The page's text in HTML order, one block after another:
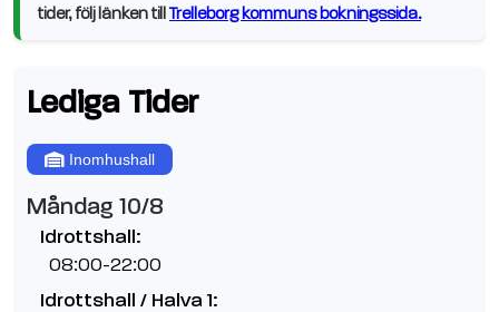
tider, följ länken tillTrelleborg kommuns bokningssida.
Lediga Tider
Inomhushall
Måndag 10/8
Idrottshall:
08:00-22:00
Idrottshall / Halva 1: